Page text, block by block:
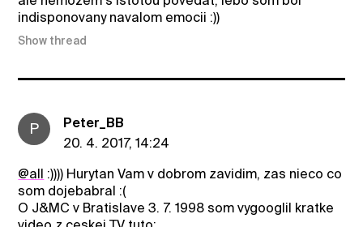
indisponovany navalom emocii :))
Show thread
P
Peter_BB
20. 4. 2017, 14:24
@all :)))) Hurytan Vam v dobrom zavidim, zas nieco co
som dojebabral :(
O J&MC v Bratislave 3. 7. 1998 som vygooglil kratke